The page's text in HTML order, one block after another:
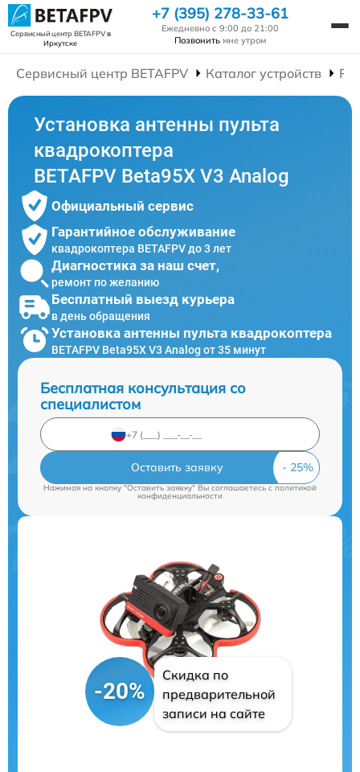
Сервисный центр BETAFPVв
Иркутске
+7 (395) 278-33-61
Ежедневно с 9:00 до 21:00
Позвонить мне утром
Сервисный центр BETAFPV Каталог устройств
Установка антенны пульта
квадрокоптера
BETAFPV Beta95X V3 Analog
Официальный сервис
Гарантийное обслуживание
квадрокоптера BETAFPV до 3 лет
Диагностика за наш счет,
ремонт по желанию
Бесплатный выезд курьера
в день обращения
Установка антенны пульта квадрокоптера
BETAFPV Beta95X V3 Analog от 35 минут
Бесплатная консультация со
специалистом
Оставить заявку
Нажимая на кнопку "Оставить заявку" Вы соглашаетесь c политикой
конфиденциальности
-20%
Скидка по
предварительной
записи на сайте